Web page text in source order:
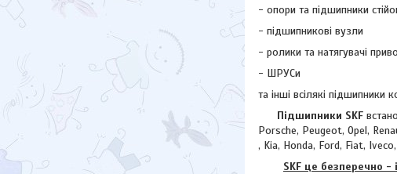
- опори та підшипники
- підшипникові вузли
- ролики та натягувачі
- ШРУСи
та інші всілякі підшипники
Підшипники SKF
Porsche, Peugeot, Opel,
, Kia, Honda, Ford, Fiat,
SKF це безперечно -